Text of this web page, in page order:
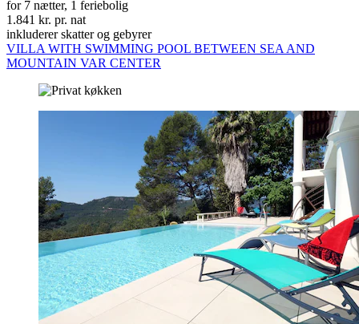
for 7 nætter, 1 feriebolig
1.841 kr. pr. nat
inkluderer skatter og gebyrer
VILLA WITH SWIMMING POOL BETWEEN SEA AND
MOUNTAIN VAR CENTER